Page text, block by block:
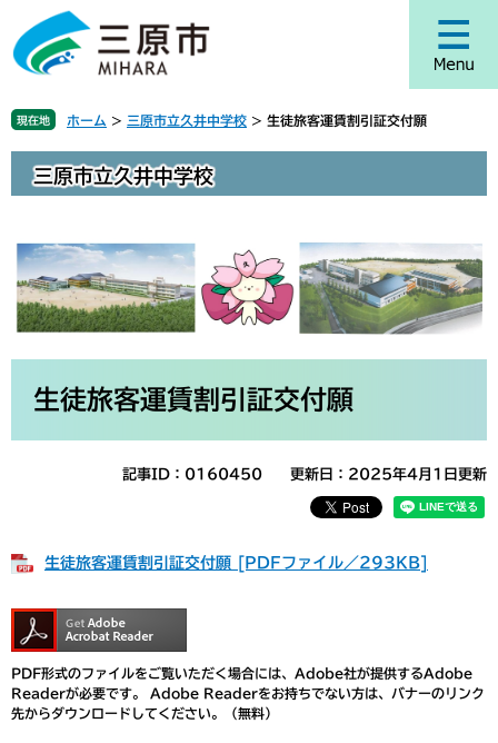
ジ
頭
で
。
ュ
飛
ば
て
現在地 ホーム > 三原市立久井中学校 > 生徒旅客運賃割引証交付願
三原市立久井中学校
生徒旅客運賃割引証交付願
記事ID：0160450 更新日：2025年4月1日更新
生徒旅客運賃割引証交付願 [PDFファイル／293KB]
PDF形式のファイルをご覧いただく場合には、Adobe社が提供するAdobe
Readerが必要です。
Adobe Readerをお持ちでない方は、バナーのリンク
先からダウンロードしてください。（無料）